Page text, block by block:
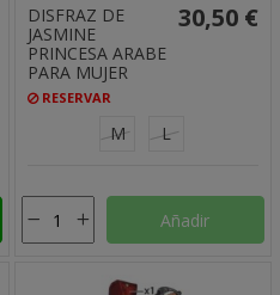
DISFRAZ DE
JASMINE
PRINCESA ARABE
PARA MUJER
RESERVAR
30,50 €
M L
Añadir